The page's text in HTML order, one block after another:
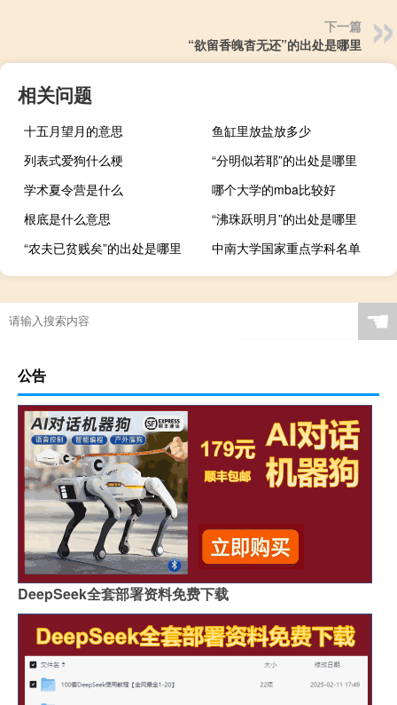
下一篇
“欲留香魄杳无还”的出处是哪里
相关问题
十五月望月的意思
鱼缸里放盐放多少
列表式爱狗什么梗
“分明似若耶”的出处是哪里
学术夏令营是什么
哪个大学的mba比较好
根底是什么意思
“沸珠跃明月”的出处是哪里
“农夫已贫贱矣”的出处是哪里
中南大学国家重点学科名单
☚
公告
DeepSeek全套部署资料免费下载